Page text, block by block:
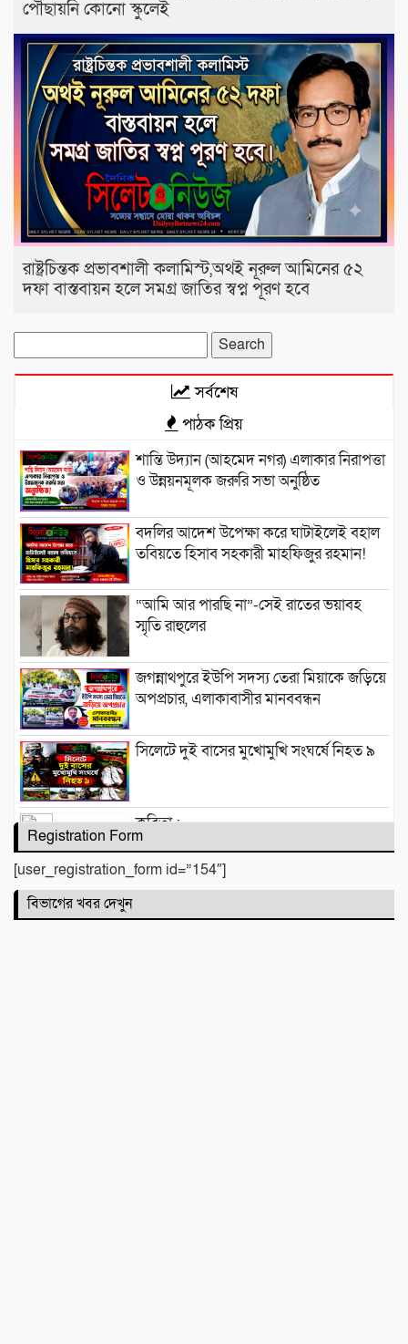
পৌঁছায়নি কোনো স্কুলেই
রাষ্ট্রচিন্তক প্রভাবশালী কলামিস্ট,অথই নূরুল আমিনের ৫২
দফা বাস্তবায়ন হলে সমগ্র জাতির স্বপ্ন পূরণ হবে
for:
সর্বশেষ
পাঠক প্রিয়
শান্তি উদ্যান (আহমেদ নগর) এলাকার নিরাপত্তা
ও উন্নয়নমূলক জরুরি সভা অনুষ্ঠিত
বদলির আদেশ উপেক্ষা করে ঘাটাইলেই বহাল
তবিয়তে হিসাব সহকারী মাহফিজুর রহমান!
“আমি আর পারছি না”-সেই রাতের ভয়াবহ
স্মৃতি রাহুলের
জগন্নাথপুরে ইউপি সদস্য তেরা মিয়াকে জড়িয়ে
অপপ্রচার, এলাকাবাসীর মানববন্ধন
সিলেটে দুই বাসের মুখোমুখি সংঘর্ষে নিহত ৯
কবিতা :
Registration Form
[user_registration_form id=”154″]
বিভাগের খবর দেখুন